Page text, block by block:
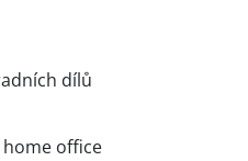
dílů
office